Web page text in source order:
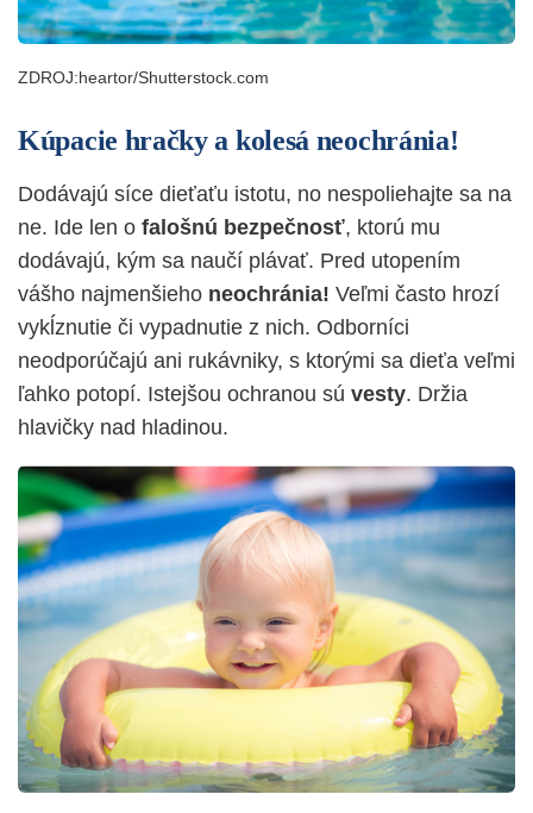
ZDROJ:heartor/Shutterstock.com
Kúpacie hračky a kolesá neochránia!
Dodávajú síce dieťaťu istotu, no nespoliehajte sa na
ne. Ide len o falošnú bezpečnosť, ktorú mu
dodávajú, kým sa naučí plávať. Pred utopením
vášho najmenšieho neochránia! Veľmi často hrozí
vykĺznutie či vypadnutie z nich. Odborníci
neodporúčajú ani rukávniky, s ktorými sa dieťa veľmi
ľahko potopí. Istejšou ochranou sú vesty. Držia
hlavičky nad hladinou.